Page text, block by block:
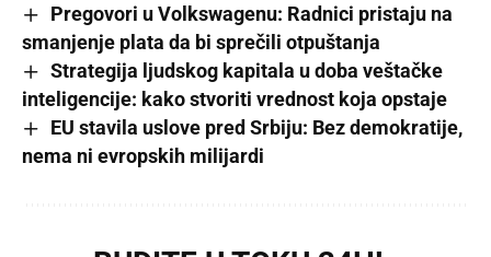
Pregovori u Volkswagenu: Radnici pristaju na
smanjenje plata da bi sprečili otpuštanja
Strategija ljudskog kapitala u doba veštačke
inteligencije: kako stvoriti vrednost koja opstaje
EU stavila uslove pred Srbiju: Bez demokratije,
nema ni evropskih milijardi